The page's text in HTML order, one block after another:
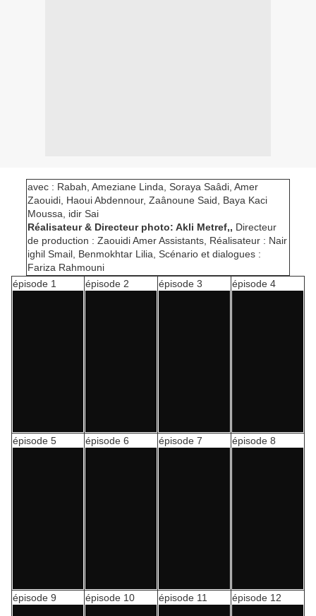
avec : Rabah, Ameziane Linda, Soraya Saâdi, Amer
Zaouidi, Haoui Abdennour, Zaânoune Said, Baya Kaci
Moussa, idir Sai
Réalisateur & Directeur photo: Akli Metref,, Directeur
de production : Zaouidi Amer Assistants, Réalisateur : Nair
ighil Smail, Benmokhtar Lilia, Scénario et dialogues :
Fariza Rahmouni
épisode 1
épisode 2 épisode 3 épisode 4
épisode 5 épisode 6 épisode 7 épisode 8
épisode 9 épisode 10 épisode 11 épisode 12